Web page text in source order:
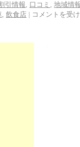
引情報 口コミ
地域情
飲食店 | コメントを受